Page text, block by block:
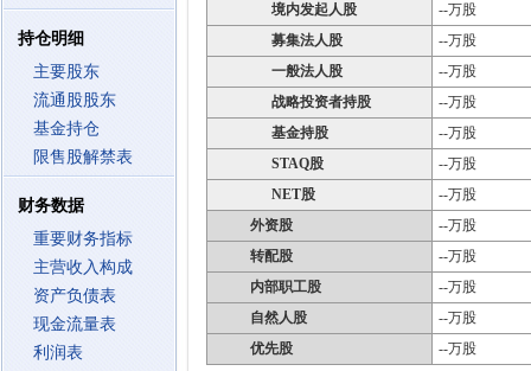
持仓明细
主要股东
流通股股东
基金持仓
限售股解禁表
财务数据
重要财务指标
主营收入构成
资产负债表
现金流量表
利润表
境内发起人股
--万股
募集法人股
--万股
一般法人股
--万股
战略投资者持股
--万股
基金持股
--万股
STAQ股
--万股
NET股
--万股
外资股
--万股
转配股
--万股
内部职工股
--万股
自然人股
--万股
优先股
--万股